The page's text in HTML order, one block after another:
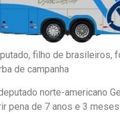
filho de brasileiros,
de campanha
norte-americano
pena de 7 anos e 3